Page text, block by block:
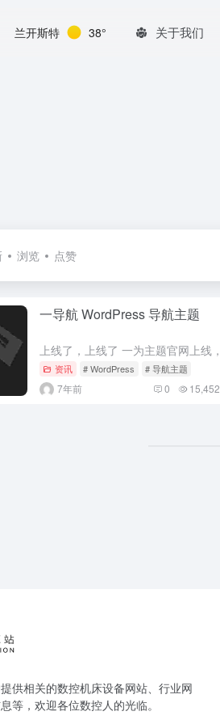
兰开斯特 38° 关于我们
浏览 点赞
一导航 WordPress 导航主题
资讯 # WordPress # 导航主题
7年前 0 15,452
供相关的数控机床设备网站、行业网
等，欢迎各位数控人的光临。